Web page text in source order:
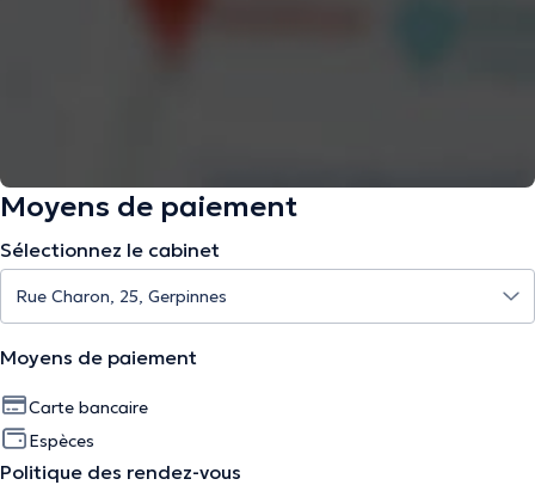
Moyens de paiement
Sélectionnez le cabinet
Moyens de paiement
Carte bancaire
Espèces
Politique des rendez-vous